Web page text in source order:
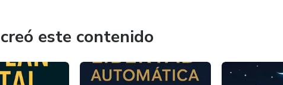
este contenido